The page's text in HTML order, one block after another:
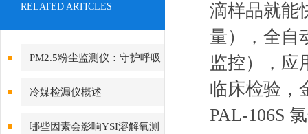
RELATED ARTICLES
PM2.5粉尘监测仪：守护呼吸
健康的“空气哨兵”
冷媒检漏仪概述
哪些因素会影响YSI溶解氧测
滴样品就能
量），全自
监控），应
临床检验，
PAL-106S